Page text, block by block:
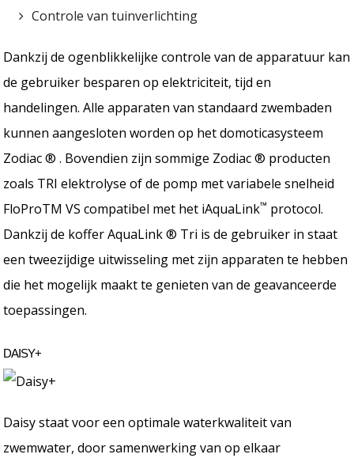
Controle van tuinverlichting
Dankzij de ogenblikkelijke controle van de apparatuur kan
de gebruiker besparen op elektriciteit, tijd en
handelingen. Alle apparaten van standaard zwembaden
kunnen aangesloten worden op het domoticasysteem
Zodiac ® . Bovendien zijn sommige Zodiac ® producten
zoals TRI elektrolyse of de pomp met variabele snelheid
FloProTM VS compatibel met het iAquaLink™ protocol.
Dankzij de koffer AquaLink ® Tri is de gebruiker in staat
een tweezijdige uitwisseling met zijn apparaten te hebben
die het mogelijk maakt te genieten van de geavanceerde
toepassingen.
DAISY+
Daisy staat voor een optimale waterkwaliteit van
zwemwater, door samenwerking van op elkaar